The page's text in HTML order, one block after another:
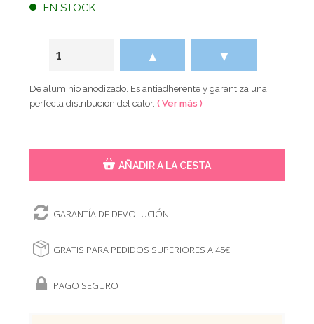
EN STOCK
▲ ▼
De aluminio anodizado. Es antiadherente y garantiza una
perfecta distribución del calor.( Ver más )
AÑADIR A LA CESTA
GARANTÍA DE DEVOLUCIÓN
GRATIS PARA PEDIDOS SUPERIORES A 45€
PAGO SEGURO